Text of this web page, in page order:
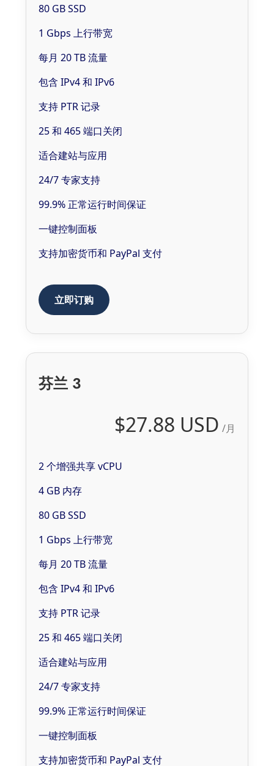
80 GB SSD
1 Gbps 上行带宽
每月 20 TB 流量
包含 IPv4 和 IPv6
支持 PTR 记录
25 和 465 端口关闭
适合建站与应用
24/7 专家支持
99.9% 正常运行时间保证
一键控制面板
支持加密货币和 PayPal 支付
立即订购
芬兰 3
$27.88 USD /月
2 个增强共享 vCPU
4 GB 内存
80 GB SSD
1 Gbps 上行带宽
每月 20 TB 流量
包含 IPv4 和 IPv6
支持 PTR 记录
25 和 465 端口关闭
适合建站与应用
24/7 专家支持
99.9% 正常运行时间保证
一键控制面板
支持加密货币和 PayPal 支付